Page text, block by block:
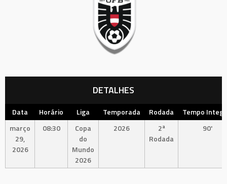
DETALHES
Data Horário Liga Temporada Rodada
Tempo
março
29,
2026
08:30
Copa
do
Mundo
2026
2026
2ª
Rodada
90'